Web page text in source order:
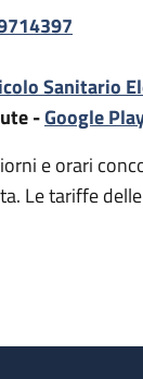
Sanitario
-Google
e orari
Le tariffe